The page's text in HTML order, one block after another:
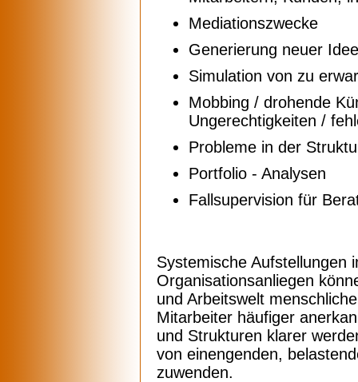
Mediationszwecke
Generierung neuer
Simulation von zu
Mobbing / drohende
Ungerechtigkeiten /
Probleme in der
Portfolio - Analysen
Fallsupervision für
Systemische Aufstellungen
Organisationsanliegen
und Arbeitswelt
Mitarbeiter häufiger
und Strukturen klarer
von einengenden,
zuwenden.